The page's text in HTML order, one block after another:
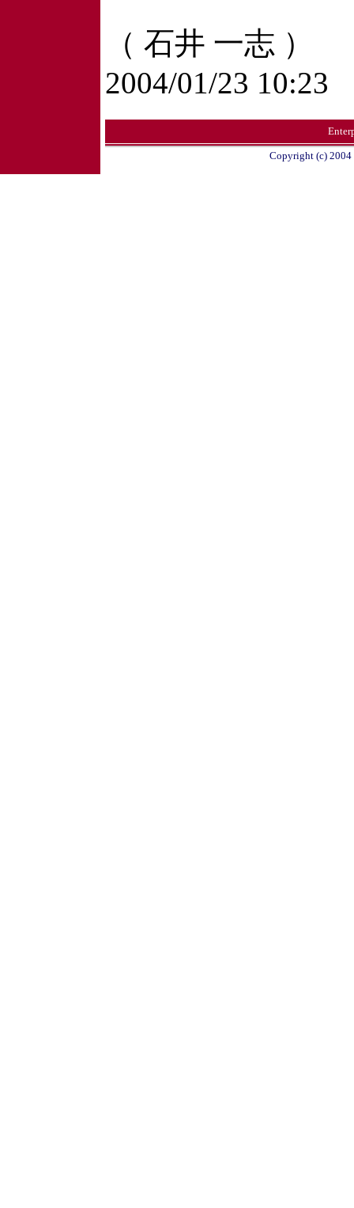
（ 石井 一志 ）
2004/01/23 10:23
Copyright (c) 2004